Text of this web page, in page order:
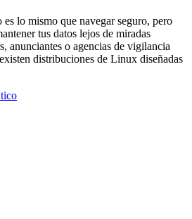
lo mismo que navegar seguro, pero
tus datos lejos de miradas
anunciantes o agencias de vigilancia
distribuciones de Linux diseñadas